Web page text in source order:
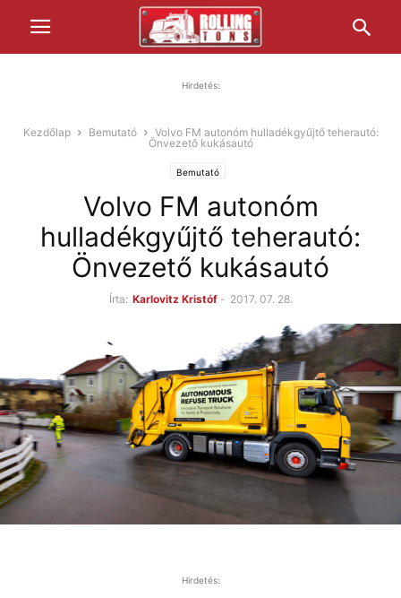
Hirdetés:
Kezdőlap Bemutató
Volvo FM autonóm hulladékgyűjtő teherautó:
Önvezető kukásautó
Bemutató
Volvo FM autonóm
hulladékgyűjtő teherautó:
Önvezető kukásautó
Írta: Karlovitz Kristóf - 2017. 07. 28.
Hirdetés: